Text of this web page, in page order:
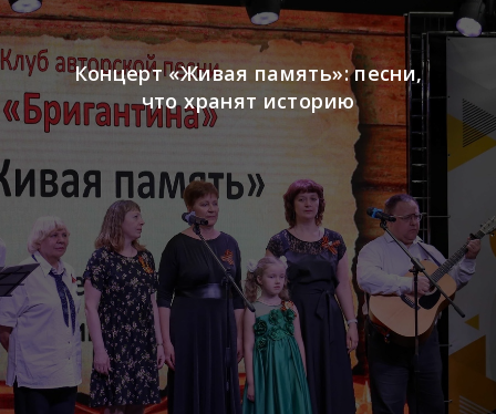
Концерт «Живая память»: песни,
что хранят историю